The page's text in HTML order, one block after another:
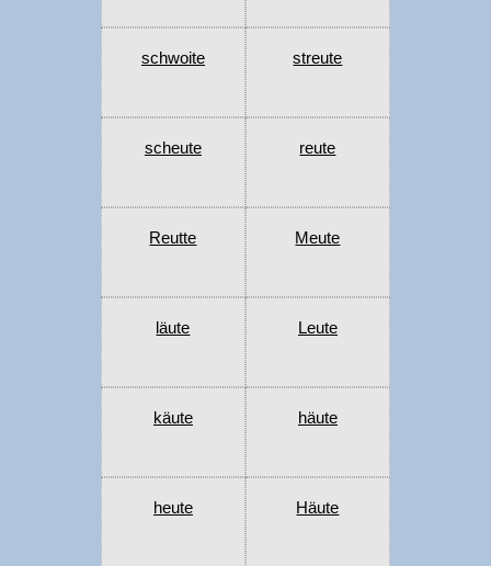
schwoite streute
scheute reute
Reutte Meute
läute Leute
käute häute
heute Häute